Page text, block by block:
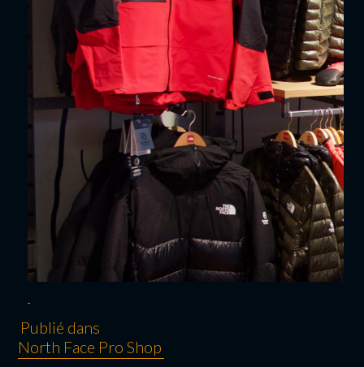
Publié dans
North Face Pro Shop